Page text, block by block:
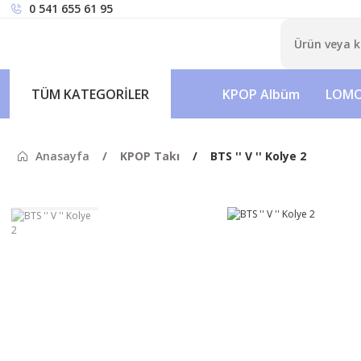
0 541 655 61 95
TÜM KATEGORİLER KPOP Albüm
Anasayfa KPOP Takı BTS '' V '' Kolye 2